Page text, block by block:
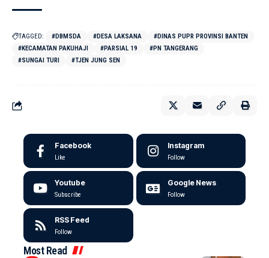
TAGGED: #DBMSDA #DESA LAKSANA
#DINAS PUPR PROVINSI BANTEN
#KECAMATAN PAKUHAJI
#PARSIAL 19
#PN TANGERANG
#SUNGAI TURI
#TJEN JUNG SEN
Facebook
Like
Instagram
Follow
Youtube
Subscribe
Google News
Follow
RSS Feed
Follow
Most Read